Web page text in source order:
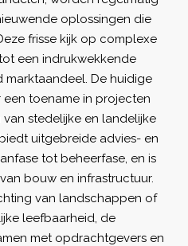
oplossingen die
frisse kijk op complexe
een indrukwekkende
De huidige
toename in projecten
stedelijke en landelijke
uitgebreide advies- en
tot beheerfase, en is
bouw en infrastructuur.
van landschappen of
leefbaarheid, de
met opdrachtgevers en